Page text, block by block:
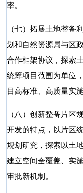
率。
（七）拓展土地整备
划和自然资源局与区
合作框架协议，探索
统筹项目范围为单位
目高标准、高质量实施
（八）创新整备片区
开发的特点，以片区
规划研究，探索以土
建立空间全覆盖、实
审批新机制。